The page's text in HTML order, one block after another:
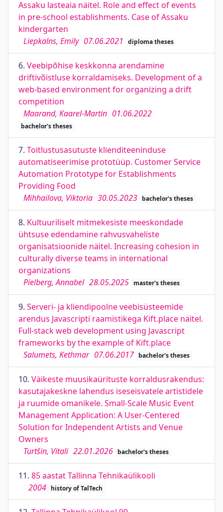
Assaku lasteaia näitel. Role and effect of events
in pre-school establishments. Case of Assaku
kindergarten
Liepkalns, Emily 07.06.2021 diploma theses
6. Veebipõhise keskkonna arendamine
driftivõistluse korraldamiseks. Development of a
web-based environment for organizing a drift
competition
Maarand, Kaarel-Martin 01.06.2022
bachelor's theses
7. Toitlustusasutuste klienditeeninduse
automatiseerimise prototüüp. Customer Service
Automation Prototype for Establishments
Providing Food
Mihhailova, Viktoria 30.05.2023 bachelor's theses
8. Kultuuriliselt mitmekesiste meeskondade
ühtsuse edendamine rahvusvaheliste
organisatsioonide näitel. Increasing cohesion in
culturally diverse teams in international
organizations
Pielberg, Annabel 28.05.2025 master's theses
9. Serveri- ja kliendipoolne veebisüsteemide
arendus Javascripti raamistikega Kift.place näitel.
Full-stack web development using Javascript
frameworks by the example of Kift.place
Salumets, Kethmar 07.06.2017 bachelor's theses
10. Väikeste muusikaürituste korraldusrakendus:
kasutajakeskne lahendus iseseisvatele artistidele
ja ruumide omanikele. Small-Scale Music Event
Management Application: A User-Centered
Solution for Independent Artists and Venue
Owners
Turtšin, Vitali 22.01.2026 bachelor's theses
11. 85 aastat Tallinna Tehnikaülikooli
2004 history of TalTech